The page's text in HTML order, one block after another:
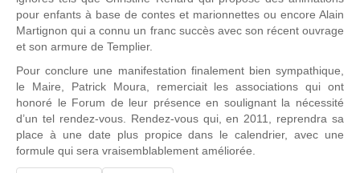
pour enfants à base de contes et marionnettes ou encore Alain
Martignon qui a connu un franc succès avec son récent ouvrage
et son armure de Templier.
Pour conclure une manifestation finalement bien sympathique,
le Maire, Patrick Moura, remerciait les associations qui ont
honoré le Forum de leur présence en soulignant la nécessité
d’un tel rendez-vous. Rendez-vous qui, en 2011, reprendra sa
place à une date plus propice dans le calendrier, avec une
formule qui sera vraisemblablement améliorée.